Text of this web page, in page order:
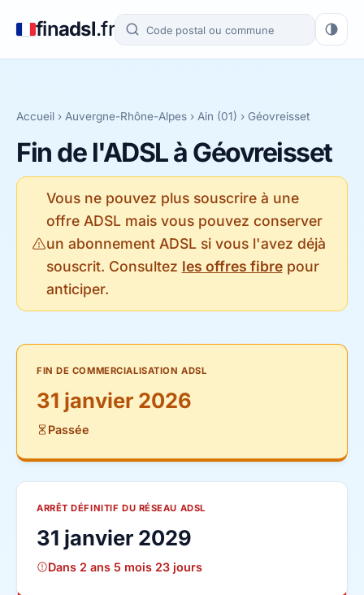
finadsl.fr
Accueil › Auvergne-Rhône-Alpes › Ain (01) › Géovreisset
Fin de l'ADSL à Géovreisset
Vous ne pouvez plus souscrire à une
offre ADSL mais vous pouvez conserver
un abonnement ADSL si vous l'avez déjà
souscrit. Consultez les offres fibrepour
anticiper.
FIN DE COMMERCIALISATION ADSL
31 janvier 2026
Passée
ARRÊT DÉFINITIF DU RÉSEAU ADSL
31 janvier 2029
Dans 2 ans 5 mois 23 jours